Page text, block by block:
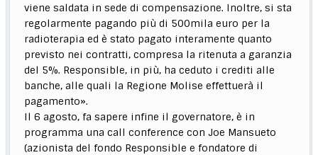
viene saldata in sede di compensazione. Inoltre, si sta
regolarmente pagando più di 500mila euro per la
radioterapia ed è stato pagato interamente quanto
previsto nei contratti, compresa la ritenuta a garanzia
del 5%. Responsible, in più, ha ceduto i crediti alle
banche, alle quali la Regione Molise effettuerà il
pagamento».
Il 6 agosto, fa sapere infine il governatore, è in
programma una call conference con Joe Mansueto
(azionista del fondo Responsible e fondatore di